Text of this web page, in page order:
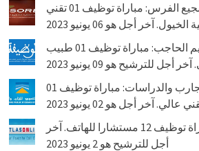
الشركة الملكية لتشجيع الفرس: مباراة توظيف 01 تقني
آخر أجل هو 06 يونيو 2023
جماعة اكوراي – إقليم الحاجب: مباراة توظيف 01 طبيب
للترشيح هو 09 يونيو 2023
المختبر العمومي للتجارب والدراسات: مباراة توظيف 01
أطلس أون لاين: مباراة توظيف 12 مستشارا للهاتف. آخر
أجل للترشيح هو 2 يونيو 2023